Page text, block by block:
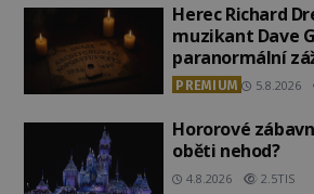
Herec Richard
muzikant Dave
paranormální
PREMIUM 5.8.2026
Hororové
oběti nehod?
4.8.2026 2.5TIS